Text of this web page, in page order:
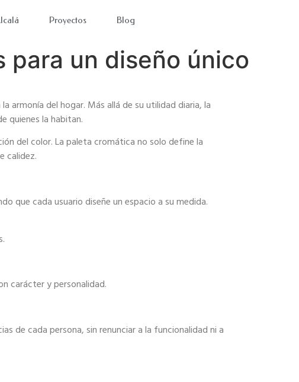
Proyectos Blog
para un diseño único
armonía del hogar. Más allá de su utilidad diaria, la
quienes la habitan.
del color. La paleta cromática no solo define la
calidez.
que cada usuario diseñe un espacio a su medida.
carácter y personalidad.
de cada persona, sin renunciar a la funcionalidad ni a